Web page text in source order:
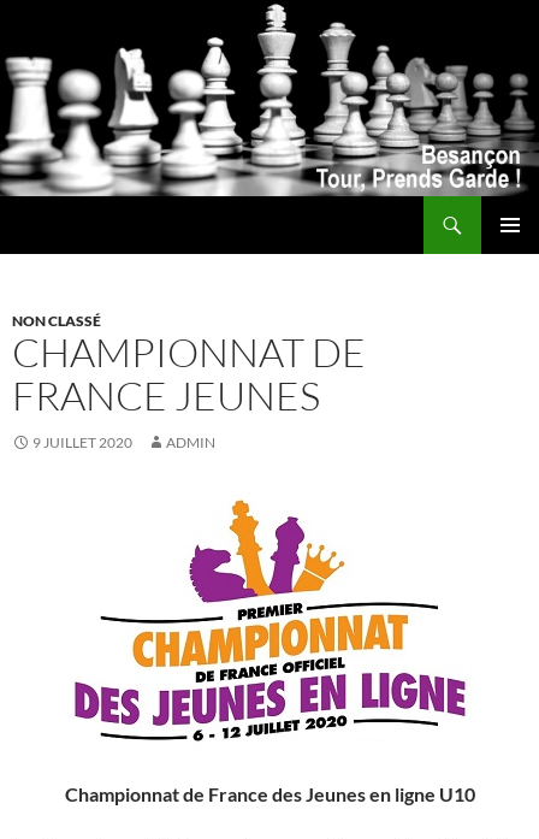
NON CLASSÉ
CHAMPIONNAT DE
FRANCE JEUNES
9 JUILLET 2020 ADMIN
Championnat de France des Jeunes en ligne U10